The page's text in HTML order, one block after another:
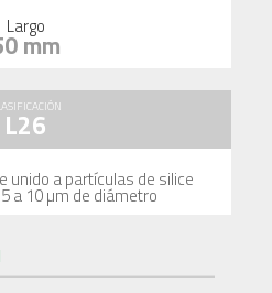
Largo
mm
L26
unido a partículas de silice
a 10 µm de diámetro